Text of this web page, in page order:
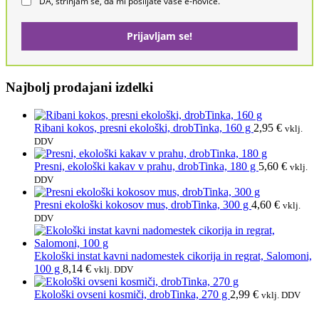
Prijavljam se!
Najbolj prodajani izdelki
Ribani kokos, presni ekološki, drobTinka, 160 g 2,95 € vklj.
DDV
Presni, ekološki kakav v prahu, drobTinka, 180 g 5,60 € vklj.
DDV
Presni ekološki kokosov mus, drobTinka, 300 g 4,60 € vklj.
DDV
Ekološki instat kavni nadomestek cikorija in regrat, Salomoni,
100 g 8,14 € vklj. DDV
Ekološki ovseni kosmiči, drobTinka, 270 g 2,99 € vklj. DDV